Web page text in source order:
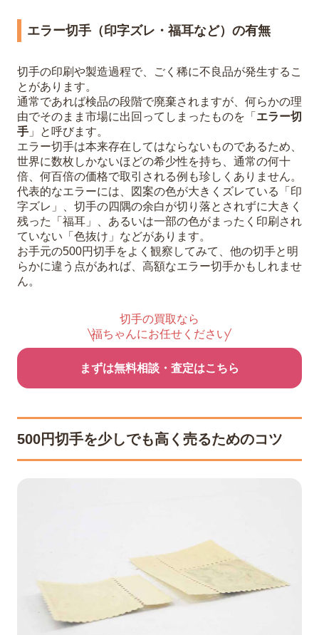
エラー切手（印字ズレ・福耳など）の有無
切手の印刷や製造過程で、ごく稀に不良品が発生するこ
とがあります。
通常であれば検品の段階で廃棄されますが、何らかの理
由でそのまま市場に出回ってしまったものを「 エラー切
手 」と呼びます。
エラー切手は本来存在してはならないものであるため、
世界に数枚しかないほどの希少性を持ち、通常の何十
倍、何百倍の価格で取引される例も珍しくありません。
代表的なエラーには、図案の色が大きくズレている「印
字ズレ」、切手の四隅の余白が切り落とされずに大きく
残った「福耳」、あるいは一部の色がまったく印刷され
ていない「色抜け」などがあります。
お手元の500円切手をよく観察してみて、他の切手と明
らかに違う点があれば、高額なエラー切手かもしれませ
ん。
切手の買取なら
福ちゃんにお任せください
まずは無料相談・査定はこちら
500円切手を少しでも高く売るためのコツ